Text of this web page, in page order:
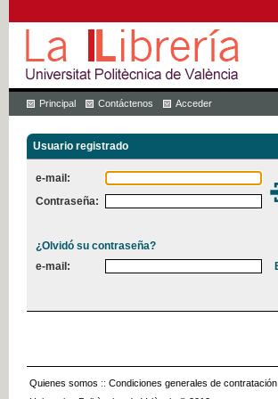
Principal Contáctenos Acceder
Usuario registrado
e-mail:
Contraseña:
¿Olvidó su contraseña?
e-mail:
Quienes somos :: Condiciones generales de contratación